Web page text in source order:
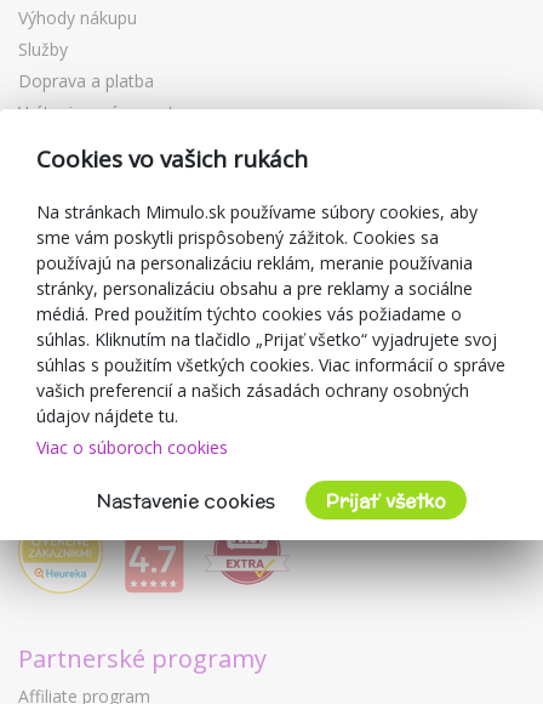
Výhody nákupu
Služby
Doprava a platba
Vrátenie a výmena tovaru
Reklamácia
Zľavové kupóny
Blog
O predajcovi
Mimulo.sk
Obchodné podmienky
Ochrana osobných údajov GDPR
Kontakty
Spolupracujeme
Partnerské programy
Affiliate program
Cookies vo vašich rukách
Na stránkach Mimulo.sk používame súbory cookies, aby
sme vám poskytli prispôsobený zážitok. Cookies sa
používajú na personalizáciu reklám, meranie používania
stránky, personalizáciu obsahu a pre reklamy a sociálne
médiá. Pred použitím týchto cookies vás požiadame o
súhlas. Kliknutím na tlačidlo „Prijať všetko“ vyjadrujete svoj
súhlas s použitím všetkých cookies. Viac informácií o správe
vašich preferencií a našich zásadách ochrany osobných
údajov nájdete tu.
Viac o súboroch cookies
Nastavenie cookies Prijať všetko